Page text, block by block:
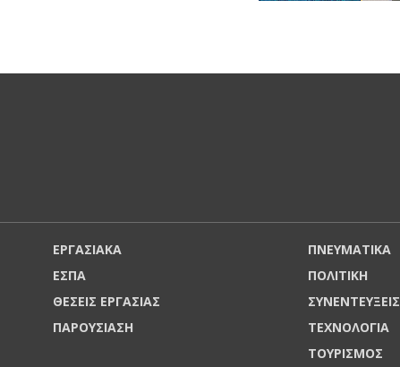
ΕΡΓΑΣΙΑΚΑ
ΕΣΠΑ
ΘΕΣΕΙΣ ΕΡΓΑΣΙΑΣ
ΠΑΡΟΥΣΙΑΣΗ
ΠΝΕΥΜΑΤΙΚΑ
ΠΟΛΙΤΙΚΗ
ΣΥΝΕΝΤΕΥΞΕΙΣ
ΤΕΧΝΟΛΟΓΙΑ
ΤΟΥΡΙΣΜΟΣ